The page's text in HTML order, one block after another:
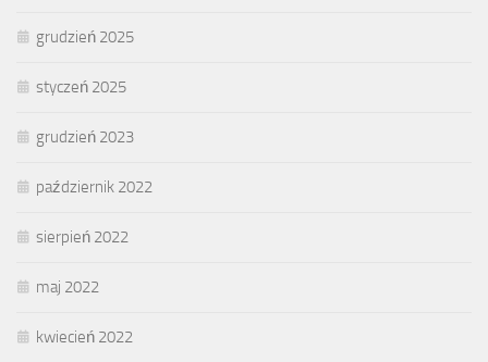
grudzień 2025
styczeń 2025
grudzień 2023
październik 2022
sierpień 2022
maj 2022
kwiecień 2022